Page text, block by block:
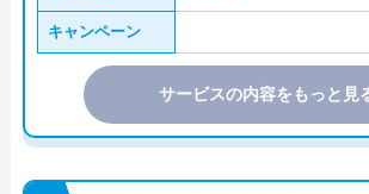
キャンペーン
サービスの内容をもっと見